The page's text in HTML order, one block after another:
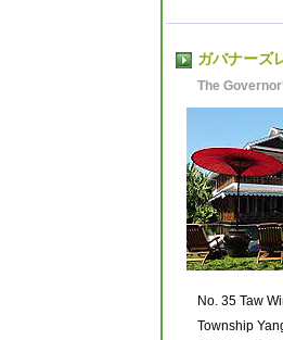
ガバナーズ
The
No. 35 Taw
Township